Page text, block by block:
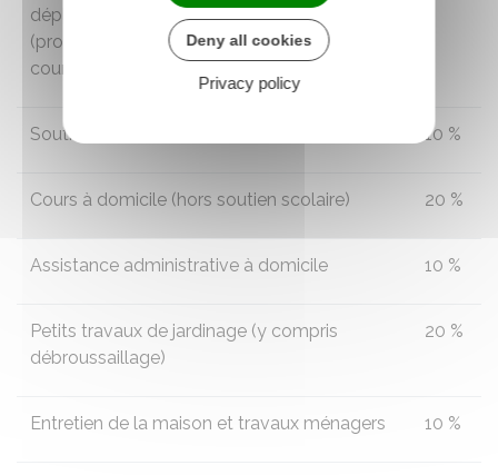
déplacements hors du domicile
(promenades, transport, actes de la vie
courante)
Soutien scolaire à domicile 10 %
Cours à domicile (hors soutien scolaire) 20 %
Assistance administrative à domicile 10 %
Petits travaux de jardinage (y compris
débroussaillage)
20 %
Entretien de la maison et travaux ménagers 10 %
Deny all cookies
Privacy policy